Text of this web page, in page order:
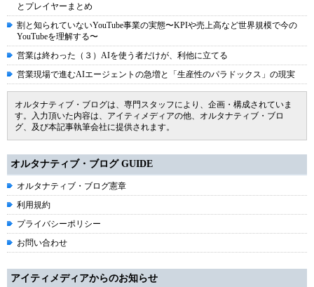
とプレイヤーまとめ
割と知られていないYouTube事業の実態〜KPIや売上高など世界規模で今の
YouTubeを理解する〜
営業は終わった（３）AIを使う者だけが、利他に立てる
営業現場で進むAIエージェントの急増と「生産性のパラドックス」の現実
オルタナティブ・ブログは、専門スタッフにより、企画・構成されていま
す。入力頂いた内容は、アイティメディアの他、オルタナティブ・ブロ
グ、及び本記事執筆会社に提供されます。
オルタナティブ・ブログ GUIDE
オルタナティブ・ブログ憲章
利用規約
プライバシーポリシー
お問い合わせ
アイティメディアからのお知らせ